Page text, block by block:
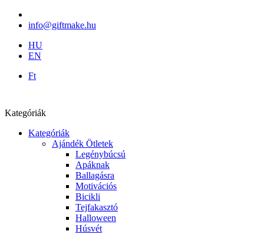
info@giftmake.hu
HU
EN
Ft
Kategóriák
Kategóriák
Ajándék Ötletek
Legénybúcsú
Apáknak
Ballagásra
Motivációs
Bicikli
Tejfakasztó
Halloween
Húsvét